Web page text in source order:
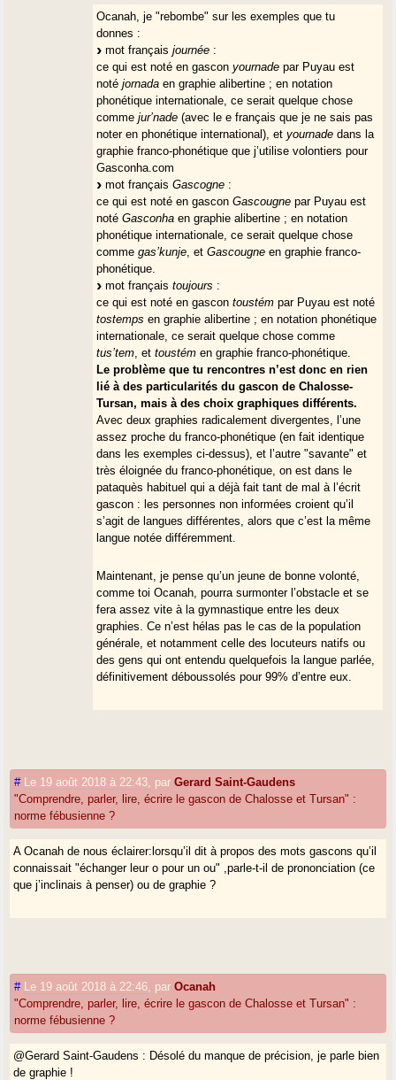
Ocanah, je "rebombe" sur les exemples que tu
donnes :
mot françaisjournée :
ce qui est noté en gasconyournade par Puyau est
notéjornada en graphie alibertine ; en notation
phonétique internationale, ce serait quelque chose
commejur’nade (avec le e français que je ne sais pas
noter en phonétique international), etyournade dans la
graphie franco-phonétique que j’utilise volontiers pour
Gasconha.com
mot françaisGascogne :
ce qui est noté en gasconGascougne par Puyau est
notéGasconha en graphie alibertine ; en notation
phonétique internationale, ce serait quelque chose
commegas’kunje , etGascougne en graphie franco-
phonétique.
mot françaistoujours :
ce qui est noté en gascontoustém par Puyau est noté
tostemps en graphie alibertine ; en notation phonétique
internationale, ce serait quelque chose comme
tus’tem , ettoustém en graphie franco-phonétique.
Le problème que tu rencontres n’est donc en rien
lié à des particularités du gascon de Chalosse-
Tursan, mais à des choix graphiques différents.
Avec deux graphies radicalement divergentes, l’une
assez proche du franco-phonétique (en fait identique
dans les exemples ci-dessus), et l’autre "savante" et
très éloignée du franco-phonétique, on est dans le
pataquès habituel qui a déjà fait tant de mal à l’écrit
gascon : les personnes non informées croient qu’il
s’agit de langues différentes, alors que c’est la même
langue notée différemment.
Maintenant, je pense qu’un jeune de bonne volonté,
comme toi Ocanah, pourra surmonter l’obstacle et se
fera assez vite à la gymnastique entre les deux
graphies. Ce n’est hélas pas le cas de la population
générale, et notamment celle des locuteurs natifs ou
des gens qui ont entendu quelquefois la langue parlée,
définitivement déboussolés pour 99% d’entre eux.
# Le 19 août 2018 à 22:43 parGerard Saint-Gaudens
"Comprendre, parler, lire, écrire le gascon de Chalosse et Tursan" :
norme fébusienne ?
A Ocanah de nous éclairer:lorsqu’il dit à propos des mots gascons qu’il
connaissait "échanger leur o pour un ou" ,parle-t-il de prononciation (ce
que j’inclinais à penser) ou de graphie ?
# Le 19 août 2018 à 22:46 parOcanah
"Comprendre, parler, lire, écrire le gascon de Chalosse et Tursan" :
norme fébusienne ?
@Gerard Saint-Gaudens : Désolé du manque de précision, je parle bien
de graphie !